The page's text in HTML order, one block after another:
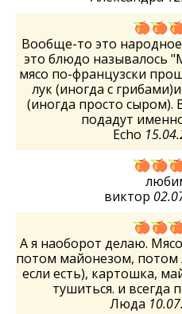
Вообще-то это
это блюдо называлось
мясо по-французски
лук (иногда с
(иногда просто
подадут
Echo
виктор
А я наоборот делаю.
потом майонезом,
если есть), картошка,
тушиться. и всегда
Люда